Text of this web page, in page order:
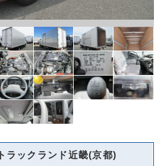
トラックランド近畿(京都)